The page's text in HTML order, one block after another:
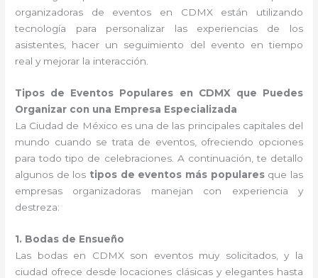
organizadoras de eventos en CDMX están utilizando
tecnología para personalizar las experiencias de los
asistentes, hacer un seguimiento del evento en tiempo
real y mejorar la interacción.
Tipos de Eventos Populares en CDMX que Puedes
Organizar con una Empresa Especializada
La Ciudad de México es una de las principales capitales del
mundo cuando se trata de eventos, ofreciendo opciones
para todo tipo de celebraciones. A continuación, te detallo
algunos de los tipos de eventos más popularesque las
empresas organizadoras manejan con experiencia y
destreza:
1. Bodas de Ensueño
Las bodas en CDMX son eventos muy solicitados, y la
ciudad ofrece desde locaciones clásicas y elegantes hasta